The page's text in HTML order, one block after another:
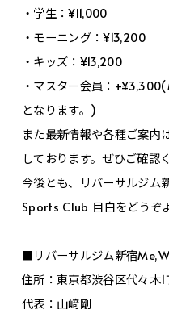
・学生：¥11,000
・モーニング：¥13,200
・キッズ：¥13,200
・マスター会員：
となります。)
また最新情報や各種ご案内
しております。ぜひご確認
今後とも、リバーサルジ
Sports Club 目白をどうぞ
■リバーサルジム新宿
住所：東京都渋谷区代々木
代表：山﨑剛